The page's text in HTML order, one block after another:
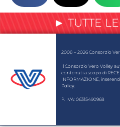
► TUTTE
2008 – 2026 Consorzio
Il Consorzio Vero Volley
contenuti a scopo di
INFORMAZIONE,
Policy
P. IVA: 06315490968